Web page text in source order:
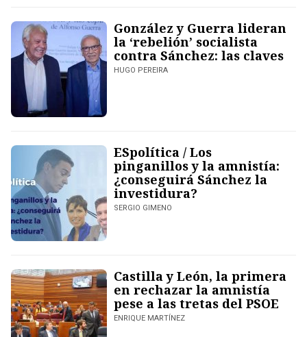
González y Guerra lideran
la ‘rebelión’ socialista
contra Sánchez: las claves
HUGO PEREIRA
ESpolítica / Los
pinganillos y la amnistía:
¿conseguirá Sánchez la
investidura?
SERGIO GIMENO
Castilla y León, la primera
en rechazar la amnistía
pese a las tretas del PSOE
ENRIQUE MARTÍNEZ